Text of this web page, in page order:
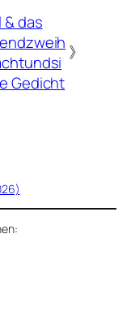
& das
Gedicht
》